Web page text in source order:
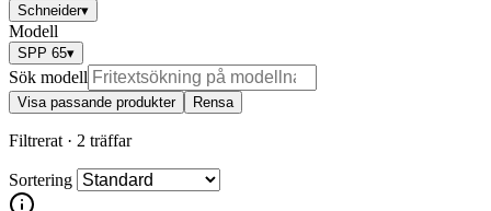
Schneider▾
Modell
SPP 65▾
Sök modell
Visa passande produkter Rensa
Filtrerat · 2 träffar
Sortering